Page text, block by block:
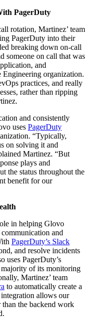
PagerDuty
rotation, Martinez’ team
PagerDuty into their
breaking down on-call
someone on call that was
and
Engineering organization.
practices, and really
rather than ripping
and consistently
uses PagerDuty
“Typically,
on solving it and
Martinez. “But
plays and
the status throughout the
benefit for our
in helping Glovo
and
PagerDuty’s Slack
and resolve incidents
uses PagerDuty’s
of its monitoring
Martinez’ team
to automatically create a
allows our
than the backend work